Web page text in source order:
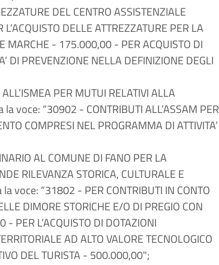
DEL CENTRO ASSISTENZIALE
DELLE ATTREZZATURE PER LA
MARCHE - 175.000,00 - PER ACQUISTO DI
DI PREVENZIONE NELLA DEFINIZIONE DEGLI
PER MUTUI RELATIVI ALLA
voce: “30902 - CONTRIBUTI ALL’ASSAM PER
COMPRESI NEL PROGRAMMA DI ATTIVITA’
AL COMUNE DI FANO PER LA
RILEVANZA STORICA, CULTURALE E
voce: “31802 - PER CONTRIBUTI IN CONTO
DIMORE STORICHE E/O DI PREGIO CON
PER L’ACQUISTO DI DOTAZIONI
AD ALTO VALORE TECNOLOGICO
DEL TURISTA - 500.000,00";